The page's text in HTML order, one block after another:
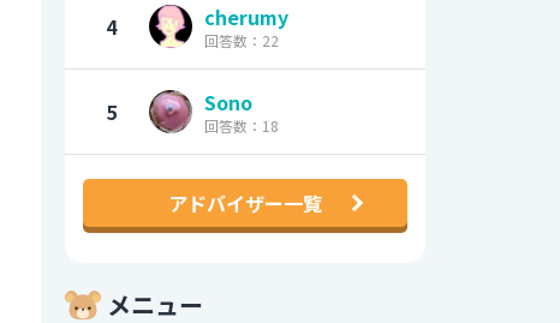
4 cherumy
回答数：22
5 Sono
回答数：18
アドバイザー一覧
メニュー